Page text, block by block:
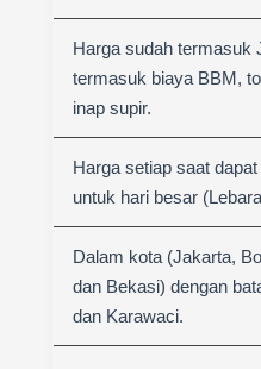
Harga sudah termasuk
termasuk biaya BBM,
inap supir.
Harga setiap saat
untuk hari besar
Dalam kota (Jakarta,
dan Bekasi) dengan
dan Karawaci.